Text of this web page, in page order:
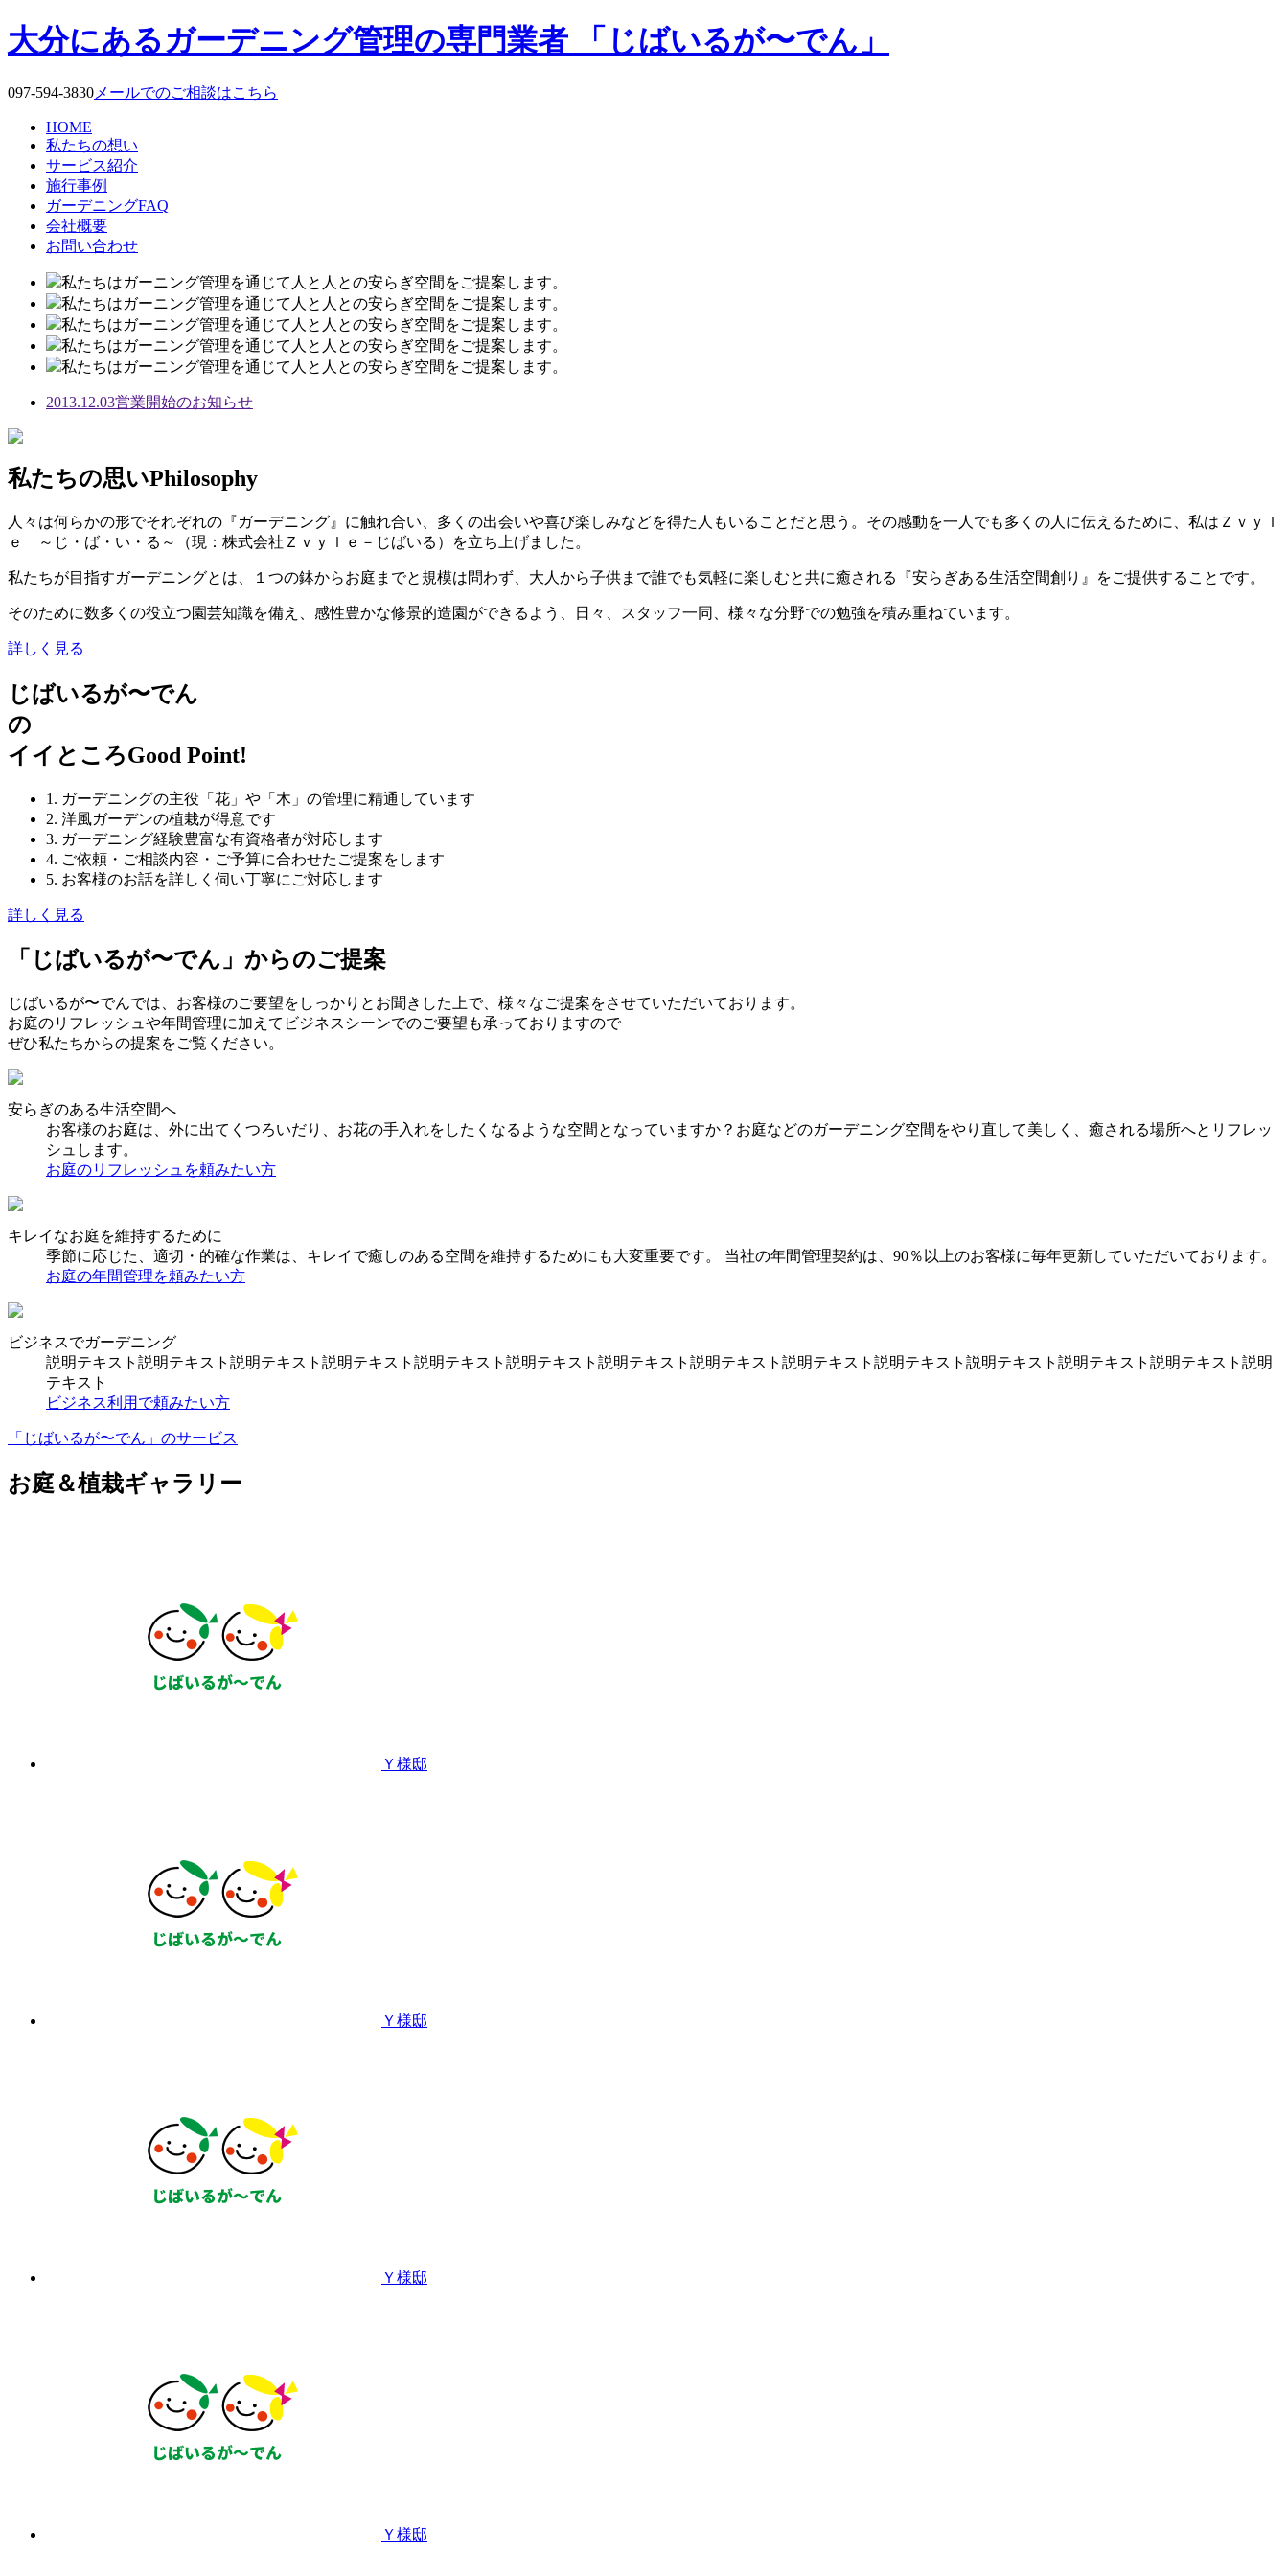
大分にあるガーデニング管理の専門業者 「じばいるが〜でん」
097-594-3830 メールでのご相談はこちら
HOME
私たちの想い
サービス紹介
施行事例
ガーデニングFAQ
会社概要
お問い合わせ
私たちはガーニング管理を通じて人と人との安らぎ空間をご提案します。
私たちはガーニング管理を通じて人と人との安らぎ空間をご提案します。
私たちはガーニング管理を通じて人と人との安らぎ空間をご提案します。
私たちはガーニング管理を通じて人と人との安らぎ空間をご提案します。
私たちはガーニング管理を通じて人と人との安らぎ空間をご提案します。
2013.12.03営業開始のお知らせ
私たちの思いPhilosophy
人々は何らかの形でそれぞれの『ガーデニング』に触れ合い、多くの出会いや喜び楽しみなどを得た人もいることだと思う。その感動を一人でも多くの人に伝えるために、私はＺｖｙｌ
ｅ ～じ・ば・い・る～（現：株式会社Ｚｖｙｌｅ－じばいる）を立ち上げました。
私たちが目指すガーデニングとは、１つの鉢からお庭までと規模は問わず、大人から子供まで誰でも気軽に楽しむと共に癒される『安らぎある生活空間創り』をご提供することです。
そのために数多くの役立つ園芸知識を備え、感性豊かな修景的造園ができるよう、日々、スタッフ一同、様々な分野での勉強を積み重ねています。
詳しく見る
じばいるが〜でん
の
イイところGood Point!
1. ガーデニングの主役「花」や「木」の管理に精通しています
2. 洋風ガーデンの植栽が得意です
3. ガーデニング経験豊富な有資格者が対応します
4. ご依頼・ご相談内容・ご予算に合わせたご提案をします
5. お客様のお話を詳しく伺い丁寧にご対応します
詳しく見る
「じばいるが〜でん」からのご提案
じばいるが〜でんでは、お客様のご要望をしっかりとお聞きした上で、様々なご提案をさせていただいております。
お庭のリフレッシュや年間管理に加えてビジネスシーンでのご要望も承っておりますので
ぜひ私たちからの提案をご覧ください。
安らぎのある生活空間へ
お客様のお庭は、外に出てくつろいだり、お花の手入れをしたくなるような空間となっていますか？お庭などのガーデニング空間をやり直して美しく、癒される場所へとリフレッ
シュします。
お庭のリフレッシュを頼みたい方
キレイなお庭を維持するために
季節に応じた、適切・的確な作業は、キレイで癒しのある空間を維持するためにも大変重要です。 当社の年間管理契約は、90％以上のお客様に毎年更新していただいております。
お庭の年間管理を頼みたい方
ビジネスでガーデニング
説明テキスト説明テキスト説明テキスト説明テキスト説明テキスト説明テキスト説明テキスト説明テキスト説明テキスト説明テキスト説明テキスト説明テキスト説明テキスト説明
テキスト
ビジネス利用で頼みたい方
「じばいるが〜でん」のサービス
お庭＆植栽ギャラリー
Ｙ様邸
Ｙ様邸
Ｙ様邸
Ｙ様邸